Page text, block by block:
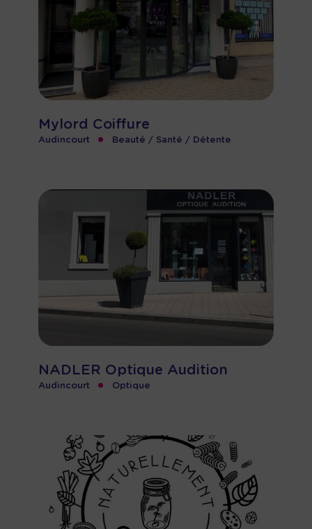
Mylord Coiffure
Audincourt • Beauté / Santé / Détente
NADLER Optique Audition
Audincourt • Optique